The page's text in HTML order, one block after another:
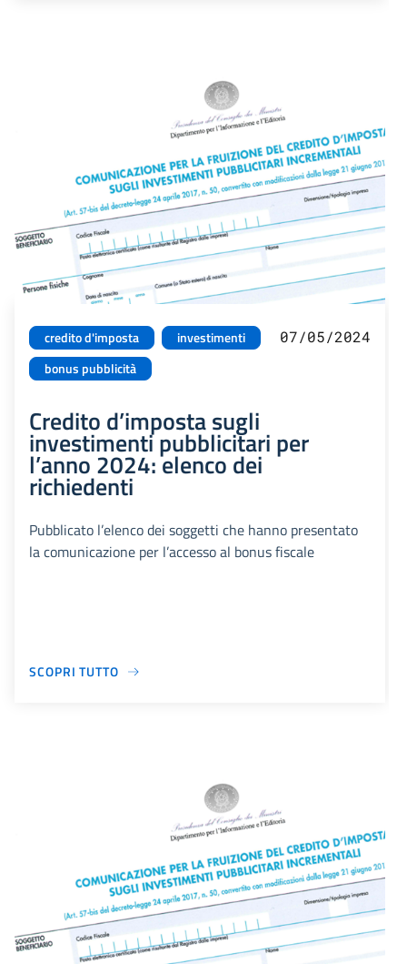
credito d'imposta
investimenti
bonus pubblicità
07/05/2024
Credito d’imposta sugli
investimenti pubblicitari per
l’anno 2024: elenco dei
richiedenti
Pubblicato l’elenco dei soggetti che hanno presentato
la comunicazione per l’accesso al bonus fiscale
SCOPRI TUTTO